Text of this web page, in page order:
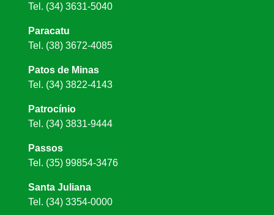
Tel. (34) 3631-5040
Paracatu
Tel. (38) 3672-4085
Patos de Minas
Tel. (34) 3822-4143
Patrocínio
Tel. (34) 3831-9444
Passos
Tel. (35) 99854-3476
Santa Juliana
Tel. (34) 3354-0000